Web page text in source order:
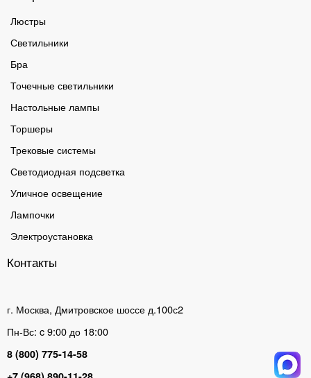
Люстры
Светильники
Бра
Точечные светильники
Настольные лампы
Торшеры
Трековые системы
Светодиодная подсветка
Уличное освещение
Лампочки
Электроустановка
Контакты
г. Москва, Дмитровское шоссе д.100с2
Пн-Вс: c 9:00 до 18:00
8 (800) 775-14-58